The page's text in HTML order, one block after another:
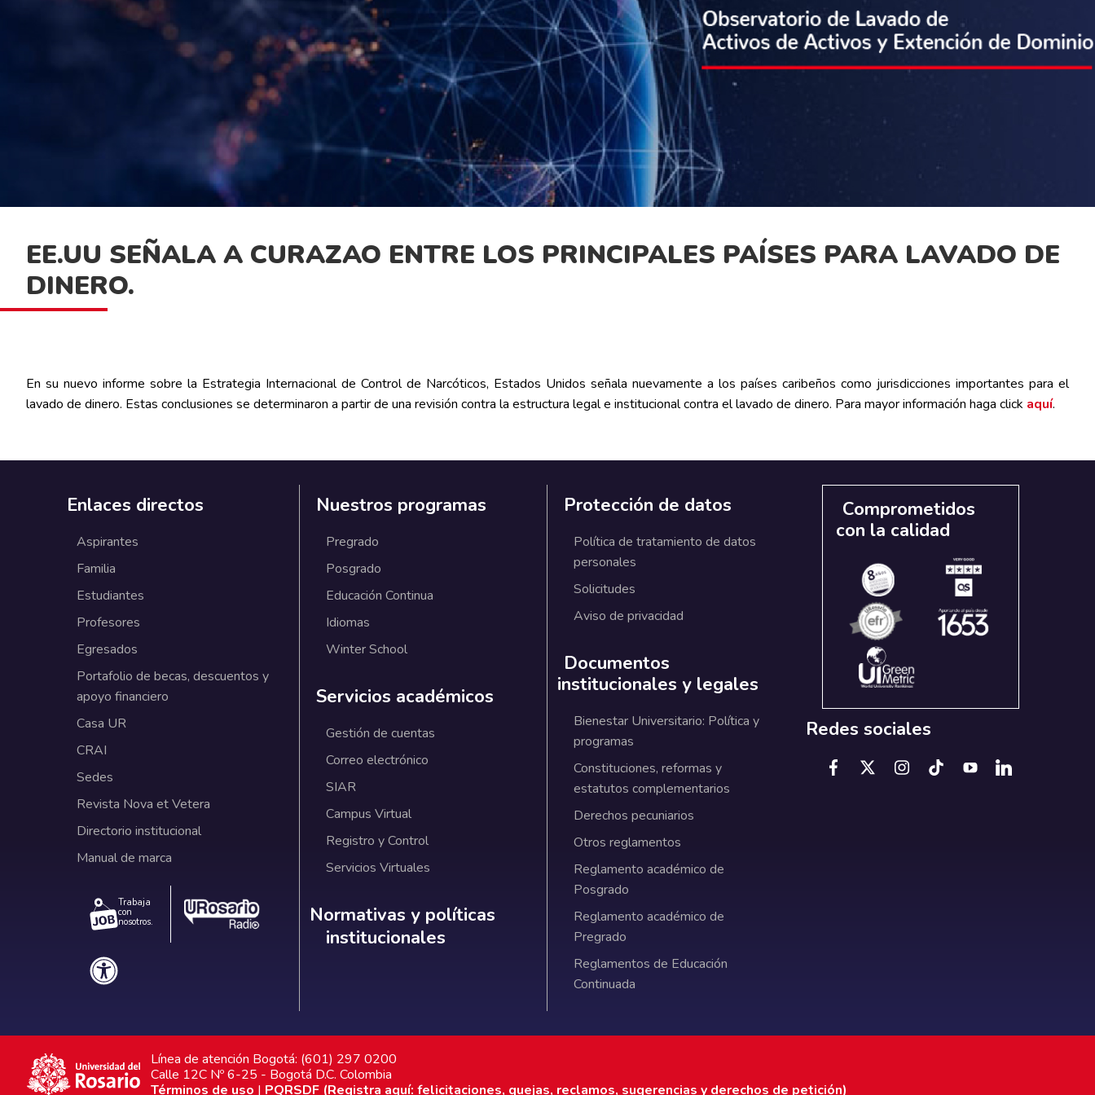
EE.UU SEÑALA A CURAZAO ENTRE LOS PRINCIPALES PAÍSES PARA LAVADO DE
DINERO.
En su nuevo informe sobre la Estrategia Internacional de Control de Narcóticos, Estados Unidos señala nuevamente a los países caribeños como jurisdicciones importantes para el
lavado de dinero. Estas conclusiones se determinaron a partir de una revisión contra la estructura legal e institucional contra el lavado de dinero. Para mayor información haga click aquí.
Enlaces directos
Aspirantes
Familia
Estudiantes
Profesores
Egresados
Portafolio de becas, descuentos y
apoyo financiero
Casa UR
CRAI
Sedes
Revista Nova et Vetera
Directorio institucional
Manual de marca
Trabaja
con
nosotros.
Nuestros programas
Pregrado
Posgrado
Educación Continua
Idiomas
Winter School
Servicios académicos
Gestión de cuentas
Correo electrónico
SIAR
Campus Virtual
Registro y Control
Servicios Virtuales
Normativas y políticas institucionales
Normativas y políticas
institucionales
Protección de datos
Política de tratamiento de datos
personales
Solicitudes
Aviso de privacidad
Documentos
institucionales y legales
Bienestar Universitario: Política y
programas
Constituciones, reformas y
estatutos complementarios
Derechos pecuniarios
Otros reglamentos
Reglamento académico de
Posgrado
Reglamento académico de
Pregrado
Reglamentos de Educación
Continuada
Comprometidos
con la calidad
Redes sociales
Línea de atención Bogotá: (601) 297 0200
Calle 12C Nº 6-25 - Bogotá D.C. Colombia
Términos de uso | PQRSDF (Registra aquí: felicitaciones, quejas, reclamos, sugerencias y derechos de petición)